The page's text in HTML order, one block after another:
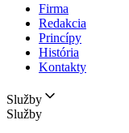
Firma
Redakcia
Princípy
História
Kontakty
Služby
Služby